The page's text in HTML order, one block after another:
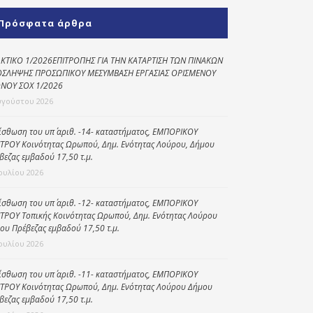
Κοινωνικό
παντοπωλείο
Kοινωνικό
φαρμακείο
Πρόγραμμα
Κέντρο Ημερήσιας
Φροντίδας
Ηλικιωμένων
(Κ.Η.Φ.Η.) Πρέβεζας
άρθρα
1/2026ΕΠΙΤΡΟΠΗΣ ΓΙΑ ΤΗΝ ΚΑΤΑΡΤΙΣΗ ΤΩΝ ΠΙΝΑΚΩΝ
ΠΡΟΣΩΠΙΚΟΥ ΜΕΣΥΜΒΑΣΗ ΕΡΓΑΣΙΑΣ ΟΡΙΣΜΕΝΟΥ
ΣΟΧ 1/2026
2026
του υπ΄ αριθ. -14- καταστήματος, ΕΜΠΟΡΙΚΟΥ
Κοινότητας Ωρωπού, Δημ. Ενότητας Λούρου, Δήμου
εμβαδού 17,50 τ.μ.
2026
του υπ΄ αριθ. -12- καταστήματος, ΕΜΠΟΡΙΚΟΥ
Τοπικής Κοινότητας Ωρωπού, Δημ. Ενότητας Λούρου
Πρέβεζας εμβαδού 17,50 τ.μ.
2026
του υπ΄ αριθ. -11- καταστήματος, ΕΜΠΟΡΙΚΟΥ
Κοινότητας Ωρωπού, Δημ. Ενότητας Λούρου Δήμου
εμβαδού 17,50 τ.μ.